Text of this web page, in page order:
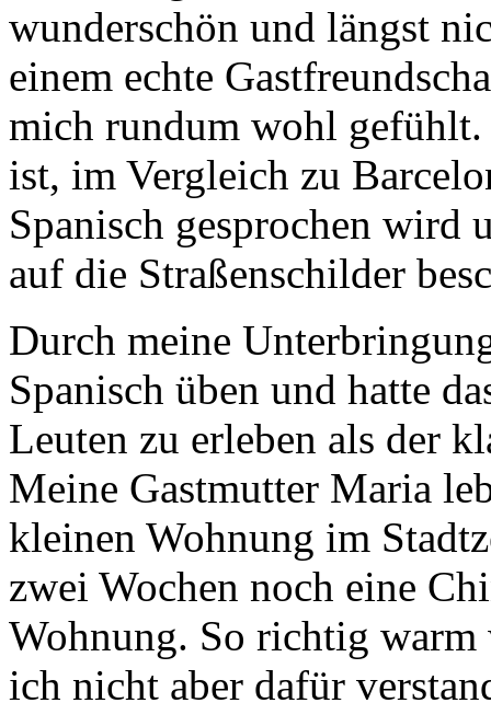
wunderschön und längst
einem echte
mich rundum wohl
ist, im Vergleich zu
Spanisch gesprochen wird
auf die Straßenschilder
Durch meine
Spanisch üben und hatte
Leuten zu erleben als der
Meine Gastmutter Maria
kleinen Wohnung im
zwei Wochen noch eine
Wohnung. So richtig warm
ich nicht aber dafür